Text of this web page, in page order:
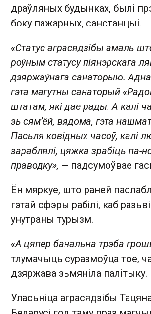
драўляных будынках, былі
боку пажарных, санстанцыі.
«Статус аграсядзібы амаль
роўным статусу піянэрскага
дзяржаўнага санаторыю. Адна
гэта магутны санаторый
штатам, які дае рады. А калі
зь сям’ёй, вядома, гэта
Пасьля ковідных часоў, калі
зараблялі, цяжка зрабіць па-
праводку», — падсумоўвае
Ён мяркуе, што раней
гэтай сфэры рабілі, каб
унутраны турызм.
«А цяпер банальна трэба
тлумачыць суразмоўца тое,
дзяржава зьмяніла палітыку.
Уласьніца аграсядзібы